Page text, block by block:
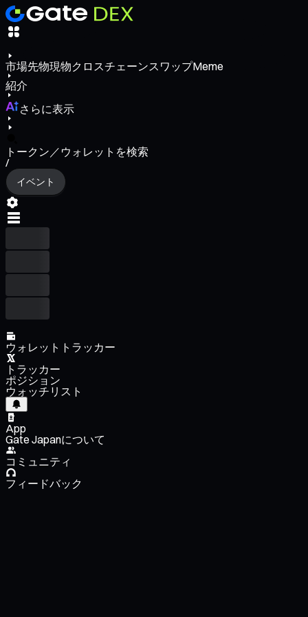
市場先物現物クロスチェーンスワップMeme
紹介
さらに表示
トークン／ウォレットを検索
/
イベント
ウォレットトラッカー
トラッカー
ポジション
ウォッチリスト
App
Gate Japanについて
コミュニティ
フィードバック